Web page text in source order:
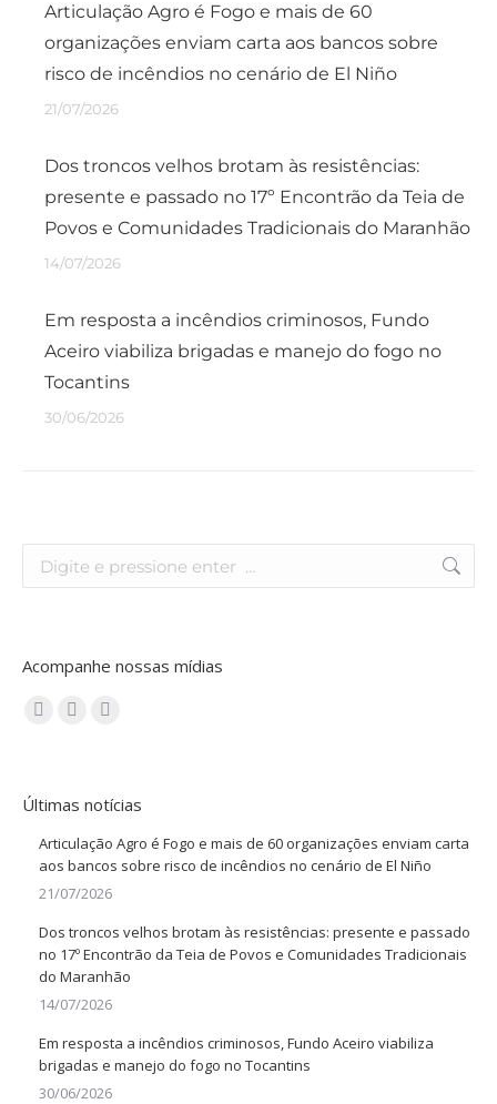
Articulação Agro é Fogo e mais de 60
organizações enviam carta aos bancos sobre
risco de incêndios no cenário de El Niño
21/07/2026
Dos troncos velhos brotam às resistências:
presente e passado no 17º Encontrão da Teia de
Povos e Comunidades Tradicionais do Maranhão
14/07/2026
Em resposta a incêndios criminosos, Fundo
Aceiro viabiliza brigadas e manejo do fogo no
Tocantins
30/06/2026
Acompanhe nossas mídias
Encontre-nos em:
Últimas notícias
Articulação Agro é Fogo e mais de 60 organizações enviam carta
aos bancos sobre risco de incêndios no cenário de El Niño
21/07/2026
Dos troncos velhos brotam às resistências: presente e passado
no 17º Encontrão da Teia de Povos e Comunidades Tradicionais
do Maranhão
14/07/2026
Em resposta a incêndios criminosos, Fundo Aceiro viabiliza
brigadas e manejo do fogo no Tocantins
30/06/2026